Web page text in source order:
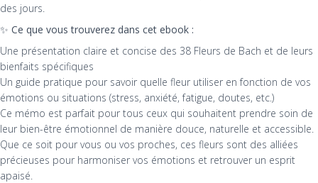
des jours.
✨ Ce que vous trouverez dans cet ebook :
Une présentation claire et concise des 38 Fleurs de Bach et de leurs
bienfaits spécifiques
Un guide pratique pour savoir quelle fleur utiliser en fonction de vos
émotions ou situations (stress, anxiété, fatigue, doutes, etc.)
Ce mémo est parfait pour tous ceux qui souhaitent prendre soin de
leur bien-être émotionnel de manière douce, naturelle et accessible.
Que ce soit pour vous ou vos proches, ces fleurs sont des alliées
précieuses pour harmoniser vos émotions et retrouver un esprit
apaisé.